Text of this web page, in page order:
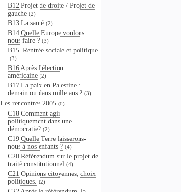
B12 Projet de droite / Projet de
gauche (2)
B13 La santé (2)
B14 Quelle Europe voulons
nous faire ? (3)
B15. Rentrée sociale et politique
(3)
B16 Après l'élection
américaine (2)
B17 La paix en Palestine :
demain ou dans mille ans ? (3)
Les rencontres 2005 (0)
C18 Comment agir
politiquement dans une
démocratie? (2)
C19 Quelle Terre laisserons-
nous à nos enfants ? (4)
C20 Référendum sur le projet de
traité constitutionnel (4)
C21 Opinions citoyennes, choix
politiques. (2)